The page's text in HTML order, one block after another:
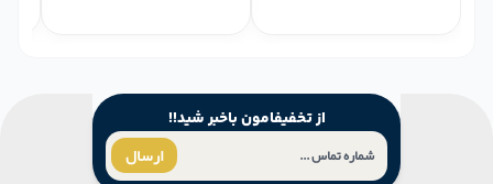
ارسال
از تخفیفامون باخبر شید!!